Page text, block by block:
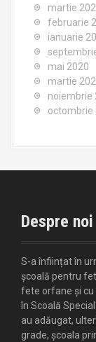
martie
februarie
ianuarie
mai 2020
martie
noiembrie
octombrie
Despre noi
S-a înființat în
școală pentru
fete orfane și cu
în Scoală
au adăugat,
grade, școala